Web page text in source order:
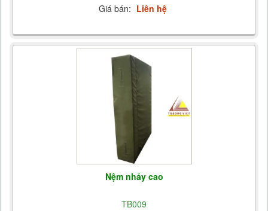
Giá bán: Liên hệ
Nệm nhảy cao
TB009